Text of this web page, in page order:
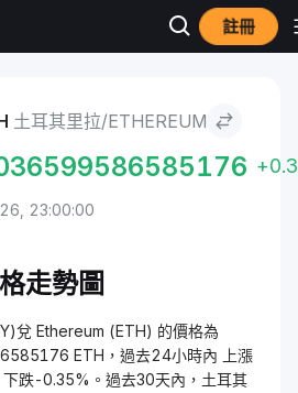
註冊
土耳其里拉 to Ethereum
土耳其里拉/ETHEREUM
23:00:00
走勢圖
兌 Ethereum (ETH) 的價格為
ETH，過去24小時內 上漲
跌-0.35%。過去30天內，土耳其